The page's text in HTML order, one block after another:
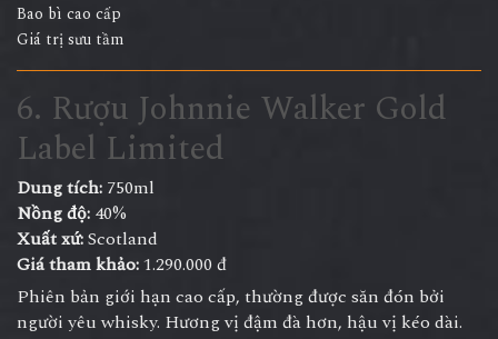
Bao bì cao cấp
Giá trị sưu tầm
6. Rượu Johnnie Walker Gold
Label Limited
Dung tích: 750ml
Nồng độ: 40%
Xuất xứ:Scotland
Giá tham khảo:1.290.000 đ
Phiên bản giới hạn cao cấp, thường được săn đón bởi
người yêu whisky. Hương vị đậm đà hơn, hậu vị kéo dài.